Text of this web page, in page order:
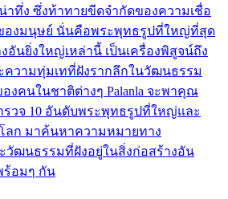
าทึ่ง ซึ่งท้าทายขีดจำกัดของความเชื่อ
องมนุษย์ นั่นคือพระพุทธรูปที่ใหญ่ที่สุด
อันยิ่งใหญ่เหล่านี้ เป็นเครื่องพิสูจน์ถึง
ความทุ่มเทที่ฝังรากลึกในวัฒนธรรม
คนในชาติต่างๆ Palanla จะพาคุณ
รวจ 10 อันดับพระพุทธรูปที่ใหญ่และ
ลก มาค้นหาความหมายทาง
วัฒนธรรมที่ฝังอยู่ในสิ่งก่อสร้างอัน
ร้อมๆ กัน